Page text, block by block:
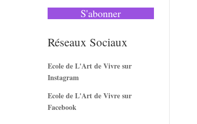
S'abonner
Réseaux Sociaux
Ecole de L'Art de Vivre sur
Instagram
Ecole de L'Art de Vivre sur
Facebook